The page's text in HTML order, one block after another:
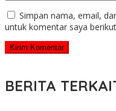
Simpan nama, email,
untuk komentar saya
BERITA